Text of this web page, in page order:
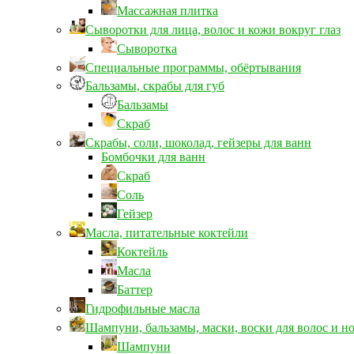
Массажная плитка
Сыворотки для лица, волос и кожи вокруг глаз
Сыворотка
Специальные программы, обёртывания
Бальзамы, скрабы для губ
Бальзамы
Скраб
Скрабы, соли, шоколад, гейзеры для ванн
Бомбочки для ванн
Скраб
Соль
Гейзер
Масла, питательные коктейли
Коктейль
Масла
Баттер
Гидрофильные масла
Шампуни, бальзамы, маски, воски для волос и
Шампуни